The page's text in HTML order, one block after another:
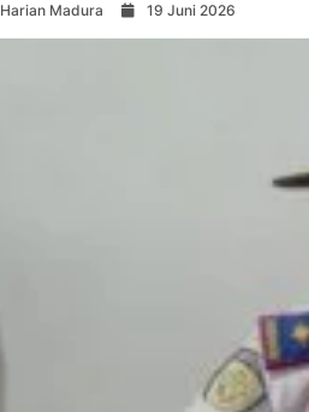
Harian Madura 19 Juni 2026